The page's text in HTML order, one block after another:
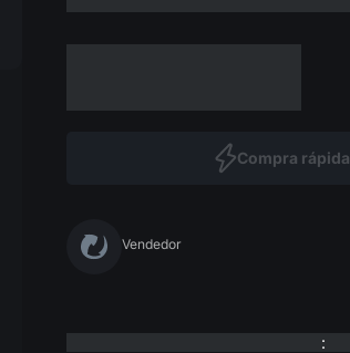
Compra rápida
Vendedor
: